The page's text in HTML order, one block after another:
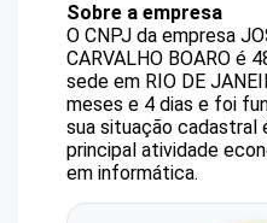
Sobre a empresa
O CNPJ da empresa
CARVALHO BOARO é
sede em RIO DE
meses e 4 dias e foi
sua situação cadastral
principal atividade
em informática.